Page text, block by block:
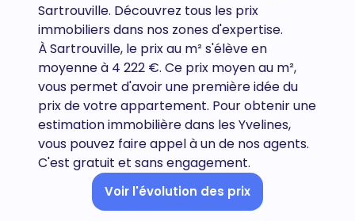
Sartrouville. Découvrez tous les prix
immobiliers dans nos zones d'expertise.
À Sartrouville, le prix au m² s'élève en
moyenne à 4 222 €. Ce prix moyen au m²,
vous permet d'avoir une première idée du
prix de votre appartement. Pour obtenir une
estimation immobilière dans les Yvelines,
vous pouvez faire appel à un de nos agents.
C'est gratuit et sans engagement.
Voir l'évolution des prix